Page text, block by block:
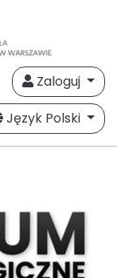
Zaloguj
Język Polski